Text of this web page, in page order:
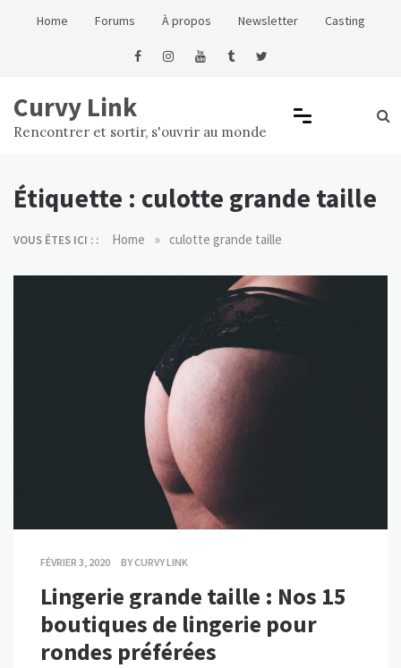
Home Forums À propos Newsletter Casting
Curvy Link
Rencontrer et sortir, s'ouvrir au monde
Étiquette : culotte grande taille
VOUS ÊTES ICI : : Home » culotte grande taille
FÉVRIER 3, 2020 BYCURVY LINK
Lingerie grande taille : Nos 15
boutiques de lingerie pour
rondes préférées